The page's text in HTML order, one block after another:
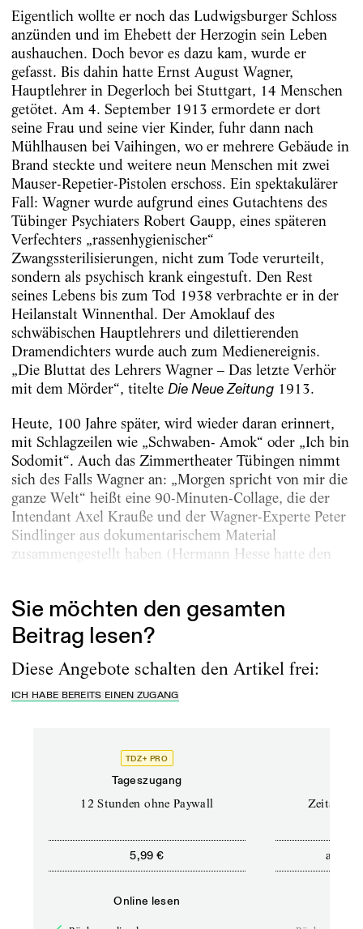
Eigentlich wollte er noch das Ludwigsburger Schloss
anzünden und im Ehebett der Herzogin sein Leben
aushauchen. Doch bevor es dazu kam, wurde er
gefasst. Bis dahin hatte Ernst August Wagner,
Hauptlehrer in Degerloch bei Stuttgart, 14 Menschen
getötet. Am 4. September 1913 ermordete er dort
seine Frau und seine vier Kinder, fuhr dann nach
Mühlhausen bei Vaihingen, wo er mehrere Gebäude in
Brand steckte und weitere neun Menschen mit zwei
Mauser-Repetier-Pistolen erschoss. Ein spektakulärer
Fall: Wagner wurde aufgrund eines Gutachtens des
Tübinger Psychiaters Robert Gaupp, eines späteren
Verfechters „rassenhygienischer“
Zwangssterilisierungen, nicht zum Tode verurteilt,
sondern als psychisch krank eingestuft. Den Rest
seines Lebens bis zum Tod 1938 verbrachte er in der
Heilanstalt Winnenthal. Der Amoklauf des
schwäbischen Hauptlehrers und dilettierenden
Dramendichters wurde auch zum Medienereignis.
„Die Bluttat des Lehrers Wagner – Das letzte Verhör
mit dem Mörder“, titelte Die Neue Zeitung1913.
Heute, 100 Jahre später, wird wieder daran erinnert,
mit Schlagzeilen wie „Schwaben- Amok“ oder „Ich bin
Sodomit“. Auch das Zimmertheater Tübingen nimmt
sich des Falls Wagner an: „Morgen spricht von mir die
ganze Welt“ heißt eine 90-Minuten-Collage, die der
Intendant Axel Krauße und der Wagner-Experte Peter
Sindlinger aus dokumentarischem Material
zusammengestellt haben (Hermann Hesse hatte den
Sie möchten den gesamten
Beitrag lesen?
Diese Angebote schalten den Artikel frei:
ICH HABE BEREITS EINEN ZUGANG
TDZ+ PRO
Tageszugang
12 Stunden ohne Paywall
5,99 €
Online lesen
ab